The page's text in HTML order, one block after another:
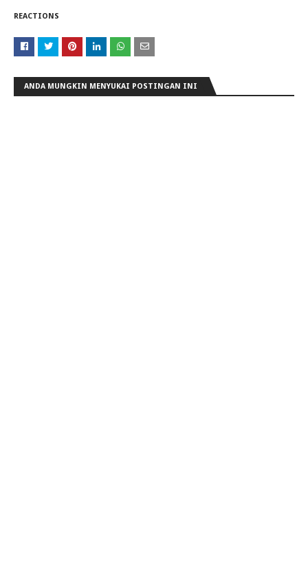
REACTIONS
ANDA MUNGKIN MENYUKAI POSTINGAN INI